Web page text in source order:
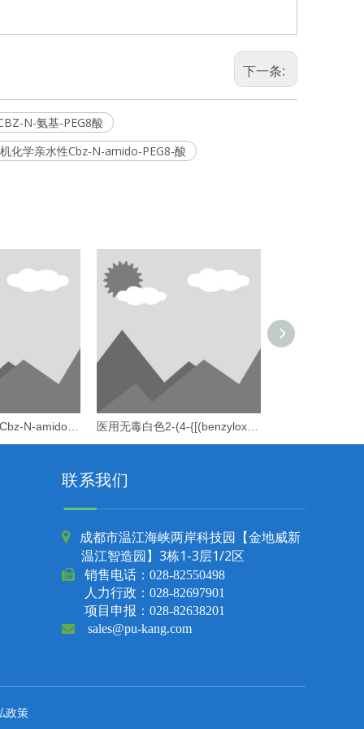
下一条:
N-氨基-PEG8酸
化学亲水性Cbz-N-amido-PEG8-酸
联系我们

成都市温江海峡两岸科技园【金地威新
温江智造园】3栋1-3层1/2区
 销售电话： 028-82550498
人力行政：028-82697901
项目申报：028-82638201
 sales@pu-kang.com
政策